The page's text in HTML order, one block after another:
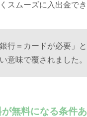
スムーズに入出金でき
銀行＝カードが必要」
意味で覆されました。
無料になる条件あ